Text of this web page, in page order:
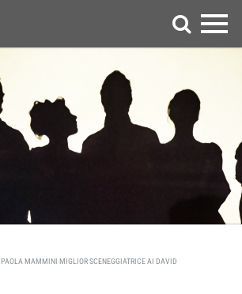
PAOLA MAMMINI MIGLIOR SCENEGGIATRICE AI DAVID